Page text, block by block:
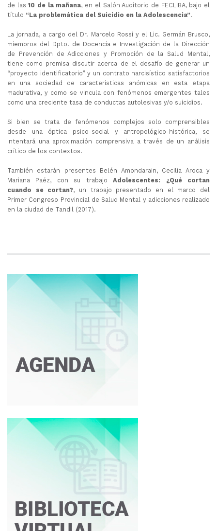
de las10 de la mañana, en el Salón Auditorio de FECLIBA, bajo el
título “La problemática del Suicidio en la Adolescencia”.
La jornada, a cargo del Dr. Marcelo Rossi y el Lic. Germán Brusco,
miembros del Dpto. de Docencia e Investigación de la Dirección
de Prevención de Adicciones y Promoción de la Salud Mental,
tiene como premisa discutir acerca de el desafío de generar un
“proyecto identificatorio” y un contrato narcisístico satisfactorios
en una sociedad de características anómicas en esta etapa
madurativa, y como se vincula con fenómenos emergentes tales
como una creciente tasa de conductas autolesivas y/o suicidios.
Si bien se trata de fenómenos complejos solo comprensibles
desde una óptica psico-social y antropológico-histórica, se
intentará una aproximación comprensiva a través de un análisis
crítico de los contextos.
También estarán presentes Belén Amondarain, Cecilia Aroca y
Mariana Paéz, con su trabajoAdolescentes: ¿Qué cortan
cuando se cortan?, un trabajo presentado en el marco del
Primer Congreso Provincial de Salud Mental y adicciones realizado
en la ciudad de Tandil (2017).